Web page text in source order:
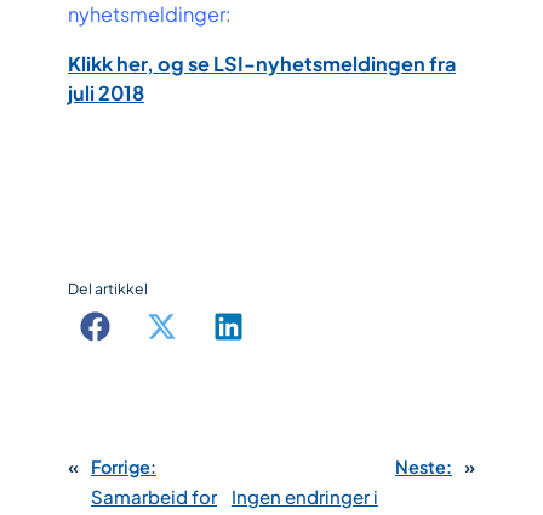
nyhetsmeldinger:
Klikk her, og se LSI-nyhetsmeldingen fra
juli 2018
Del artikkel
« Forrige:
Samarbeid for
Neste:
Ingen endringer i
»